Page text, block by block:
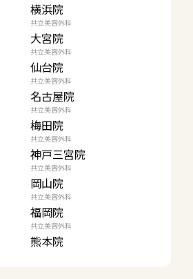
横浜院
共立美容外科
大宮院
共立美容外科
仙台院
共立美容外科
名古屋院
共立美容外科
梅田院
共立美容外科
神戸三宮院
共立美容外科
岡山院
共立美容外科
福岡院
共立美容外科
熊本院